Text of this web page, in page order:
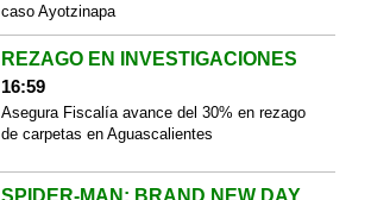
caso Ayotzinapa
REZAGO EN INVESTIGACIONES
16:59
Asegura Fiscalía avance del 30% en rezago
de carpetas en Aguascalientes